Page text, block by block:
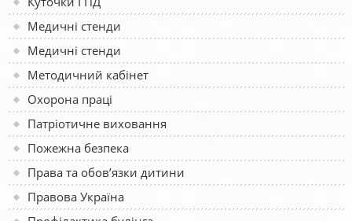
Медичні стенди
Медичні стенди
Методичний кабінет
Охорона праці
Патріотичне виховання
Пожежна безпека
Права та обов’язки дитини
Правова Україна